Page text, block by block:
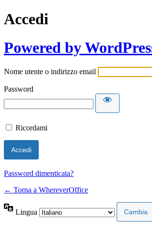
Accedi
Powered by
Nome utente o indirizzo email
Password
Ricordami
Password dimenticata?
← Torna a WhereverOffice
Lingua